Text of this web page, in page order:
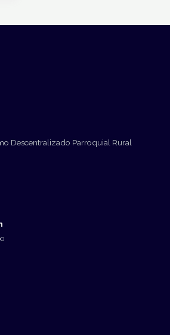
Descentralizado Parroquial Rural